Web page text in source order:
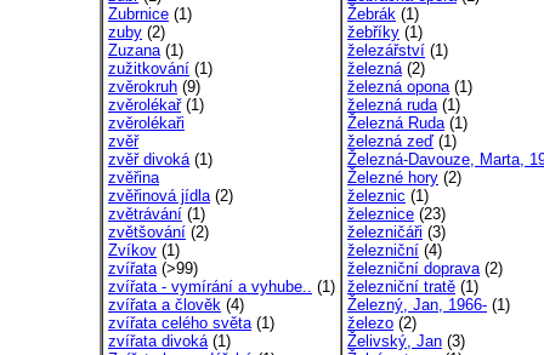
Zubrnice (1)
zuby (2)
Zuzana(1)
zužitkování (1)
zvěrokruh (9)
zvěrolékař(1)
zvěrolékaři
zvěř
zvěř divoká(1)
zvěřina
zvěřinová jídla(2)
zvětrávání (1)
zvětšování (2)
Zvíkov (1)
zvířata(>99)
zvířata - vymírání a vyhube.. (1)
zvířata a člověk (4)
zvířata celého světa(1)
zvířata divoká(1)
Žebrák (1)
žebříky (1)
železářství (1)
železná(2)
železná opona(1)
železná ruda(1)
Železná Ruda(1)
železná zeď(1)
Železná-Davouze, Marta,
Železné hory (2)
železnic (1)
železnice (23)
železničáři (3)
železniční (4)
železniční doprava(2)
železniční tratě (1)
Železný, Jan, 1966- (1)
železo (2)
Želivský, Jan (3)